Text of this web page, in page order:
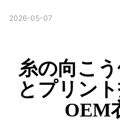
2026-05-07
糸の向こ
とプリン
OEM